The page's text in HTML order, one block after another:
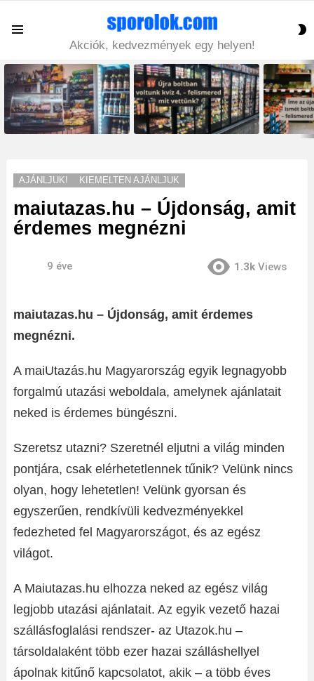
Akciók, kedvezmények egy helyen!
LATEST
STORIES
AJÁNLJUK! KIEMELTEN AJÁNLJUK
maiutazas.hu – Újdonság, amit
érdemes megnézni
9 éve 1.3k Views
maiutazas.hu – Újdonság, amit érdemes
megnézni.
A maiUtazás.hu Magyarország egyik legnagyobb
forgalmú utazási weboldala, amelynek ajánlatait
neked is érdemes büngészni.
Szeretsz utazni? Szeretnél eljutni a világ minden
pontjára, csak elérhetetlennek tűnik? Velünk nincs
olyan, hogy lehetetlen! Velünk gyorsan és
egyszerűen, rendkívüli kedvezményekkel
fedezheted fel Magyarországot, és az egész
világot.
A Maiutazas.hu elhozza neked az egész világ
legjobb utazási ajánlatait. Az egyik vezető hazai
szállásfoglalási rendszer- az Utazok.hu –
társoldalaként több ezer hazai szálláshellyel
ápolnak kitűnő kapcsolatot, akik – a több éves